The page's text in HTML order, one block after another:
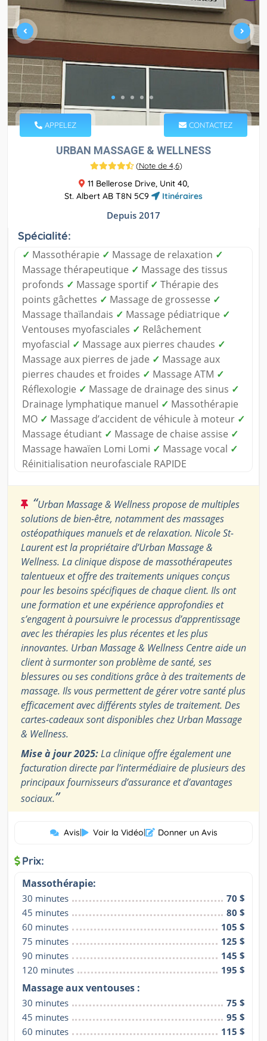
APPELEZ CONTACTEZ
URBAN MASSAGE & WELLNESS
(Note de 4,6)
11 Bellerose Drive, Unit 40,
St. Albert AB T8N 5C9
Itinéraires
Depuis 2017
Spécialité:
✓ Massothérapie ✓ Massage de relaxation ✓
Massage thérapeutique ✓ Massage des tissus
profonds ✓ Massage sportif ✓ Thérapie des
points gâchettes ✓ Massage de grossesse ✓
Massage thaïlandais ✓ Massage pédiatrique ✓
Ventouses myofasciales ✓ Relâchement
myofascial ✓ Massage aux pierres chaudes ✓
Massage aux pierres de jade ✓ Massage aux
pierres chaudes et froides ✓ Massage ATM ✓
Réflexologie ✓ Massage de drainage des sinus ✓
Drainage lymphatique manuel ✓ Massothérapie
MO ✓ Massage d’accident de véhicule à moteur ✓
Massage étudiant ✓ Massage de chaise assise ✓
Massage hawaïen Lomi Lomi ✓ Massage vocal ✓
Réinitialisation neurofasciale RAPIDE
“Urban Massage & Wellness propose de multiples
solutions de bien-être, notamment des massages
ostéopathiques manuels et de relaxation. Nicole St-
Laurent est la propriétaire d’Urban Massage &
Wellness. La clinique dispose de massothérapeutes
talentueux et offre des traitements uniques conçus
pour les besoins spécifiques de chaque client. Ils ont
une formation et une expérience approfondies et
s’engagent à poursuivre le processus d’apprentissage
avec les thérapies les plus récentes et les plus
innovantes. Urban Massage & Wellness Centre aide un
client à surmonter son problème de santé, ses
blessures ou ses conditions grâce à des traitements de
massage. Ils vous permettent de gérer votre santé plus
efficacement avec différents styles de traitement. Des
cartes-cadeaux sont disponibles chez Urban Massage
& Wellness.
Mise à jour 2025:La clinique offre également une
facturation directe par l’intermédiaire de plusieurs des
principaux fournisseurs d’assurance et d’avantages
sociaux.”
Avis| Voir la Vidéo| Donner un Avis
Prix:
Massothérapie:
30 minutes
70 $
45 minutes
80 $
60 minutes
105 $
75 minutes
125 $
90 minutes
145 $
120 minutes
195 $
Massage aux ventouses :
30 minutes
75 $
45 minutes
95 $
60 minutes
115 $